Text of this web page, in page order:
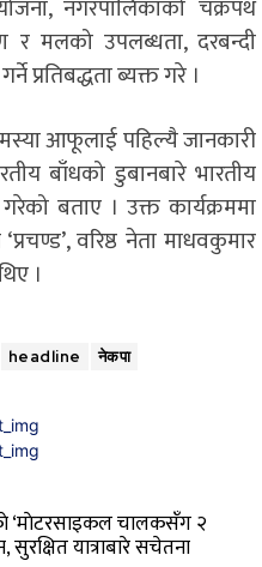
नगरपालिकाको चक्रपथ
र मलको उपलब्धता, दरबन्दी
प्रतिबद्धता ब्यक्त गरे ।
आफूलाई पहिल्यै जानकारी
बाँधको डुबानबारे भारतीय
गरेको बताए । उक्त कार्यक्रममा
वरिष्ठ नेता माधवकुमार
।
headline नेकपा
‘माेटरसाइकल चालकसँग २
सुरक्षित यात्राबारे सचेतना